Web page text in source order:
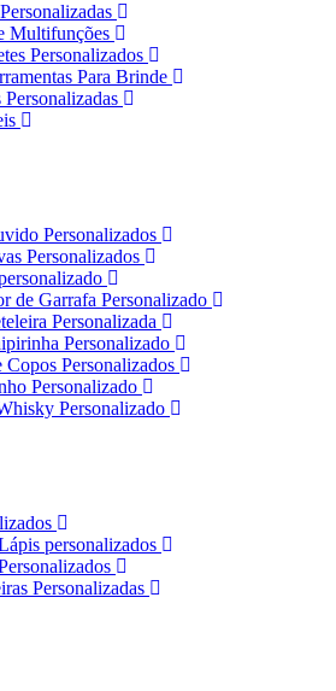
Multifunções
Personalizados
Para Brinde
Personalizadas
Personalizados
Personalizados
de Garrafa Personalizado
Personalizada
Personalizado
Personalizados
Personalizado
Personalizado
personalizados
Personalizadas